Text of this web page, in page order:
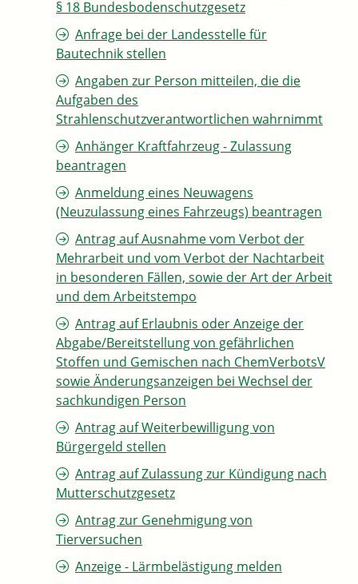
§ 18 Bundesbodenschutzgesetz
Anfrage bei der Landesstelle für
Bautechnik stellen
Angaben zur Person mitteilen, die die
Aufgaben des
Strahlenschutzverantwortlichen wahrnimmt
Anhänger Kraftfahrzeug - Zulassung
beantragen
Anmeldung eines Neuwagens
(Neuzulassung eines Fahrzeugs) beantragen
Antrag auf Ausnahme vom Verbot der
Mehrarbeit und vom Verbot der Nachtarbeit
in besonderen Fällen, sowie der Art der Arbeit
und dem Arbeitstempo
Antrag auf Erlaubnis oder Anzeige der
Abgabe/Bereitstellung von gefährlichen
Stoffen und Gemischen nach ChemVerbotsV
sowie Änderungsanzeigen bei Wechsel der
sachkundigen Person
Antrag auf Weiterbewilligung von
Bürgergeld stellen
Antrag auf Zulassung zur Kündigung nach
Mutterschutzgesetz
Antrag zur Genehmigung von
Tierversuchen
Anzeige - Lärmbelästigung melden